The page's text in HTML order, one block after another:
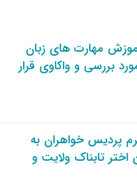
مهارت های زبان
بررسی و واکاوی قرار
پردیس خواهران به
تابناک ولایت و